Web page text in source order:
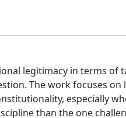
legitimacy in terms of
The work focuses on
especially
than the one